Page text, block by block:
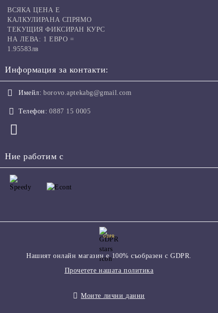
ВСЯКА ЦЕНА Е
КАЛКУЛИРАНА СПРЯМО
ТЕКУЩИЯ ФИКСИРАН КУРС
НА ЛЕВА: 1 ЕВРО =
1.95583лв
Информация за контакти:
Имейл: borovo.aptekabg@gmail.com
Телефон: 0887 15 0005
Ние работим с
GDPR
Нашият онлайн магазин е 100% съобразен с GDPR.
Прочетете нашата политика
Моите лични данни